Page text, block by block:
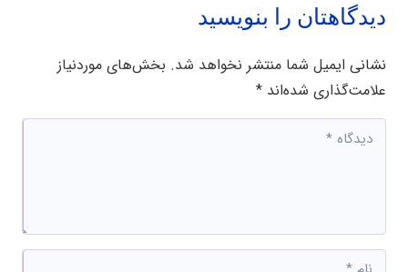
دیدگاهتان را بنویسید
نشانی ایمیل شما منتشر نخواهد شد. بخش‌های موردنیاز
علامت‌گذاری شده‌اند *